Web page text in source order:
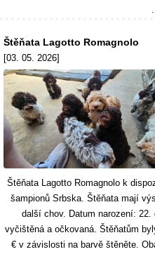
Štěňata Lagotto Romagnolo
[03. 05. 2026]
Štěňata Lagotto Romagnolo k
šampionů Srbska. Štěňata mají
další chov. Datum narození:
vyčištěná a očkovaná. Štěňatům
€ v závislosti na barvě štěněte.